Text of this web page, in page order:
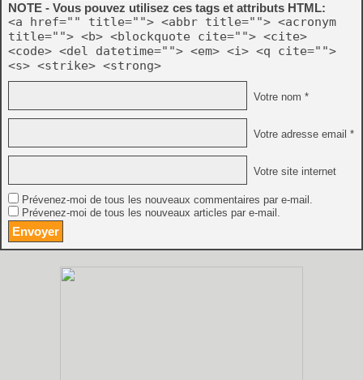
NOTE - Vous pouvez utilisez ces tags et attributs HTML:
<a href="" title=""> <abbr title=""> <acronym
title=""> <b> <blockquote cite=""> <cite>
<code> <del datetime=""> <em> <i> <q cite="">
<s> <strike> <strong>
Votre nom *
Votre adresse email *
Votre site internet
Prévenez-moi de tous les nouveaux commentaires par e-mail.
Prévenez-moi de tous les nouveaux articles par e-mail.